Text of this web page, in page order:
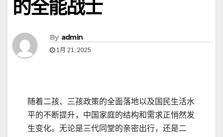
的全能战士
By admin
1月 21, 2025
随着二孩、三孩政策的全面落地以及国民生活水
平的不断提升，中国家庭的结构和需求正悄然发
生变化。无论是三代同堂的亲密出行，还是二